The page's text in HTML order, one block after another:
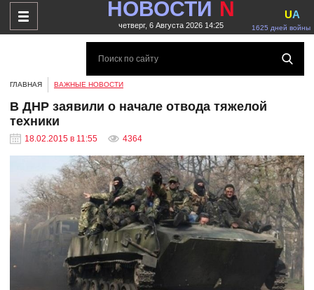
НОВОСТИ N
четверг, 6 Августа 2026 14:25 1625 дней войны
UA
ГЛАВНАЯ ВАЖНЫЕ НОВОСТИ
В ДНР заявили о начале отвода тяжелой
техники
18.02.2015 в 11:55 4364